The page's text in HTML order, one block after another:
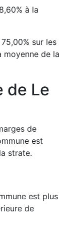
% à la
75,00% sur les
moyenne de la
de Le
de
est
strate.
est plus
de